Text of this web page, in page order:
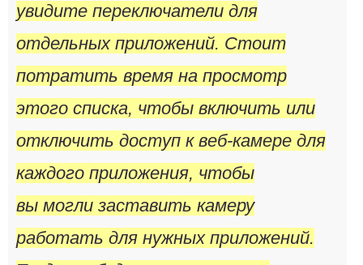
увидите переключатели для
отдельных приложений. Стоит
потратить время на просмотр
этого списка, чтобы включить или
отключить доступ к веб-камере для
каждого приложения, чтобы
вы могли заставить камеру
работать для нужных приложений.